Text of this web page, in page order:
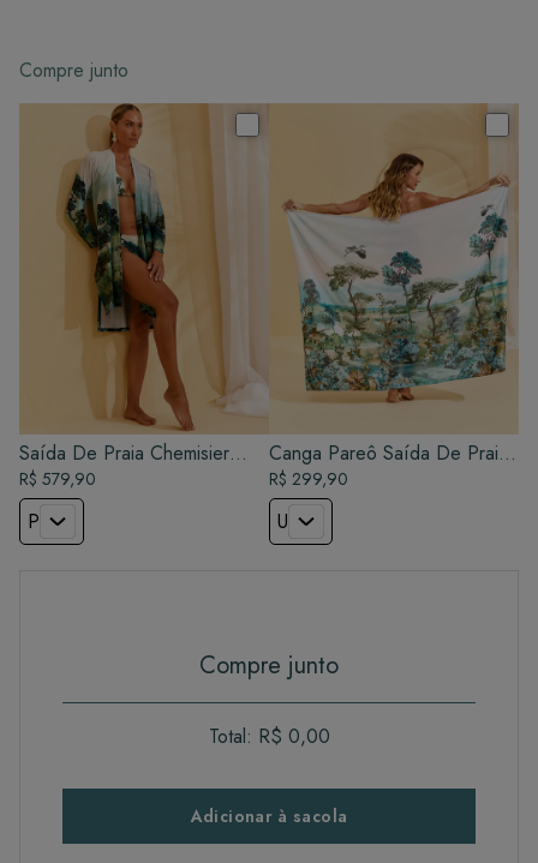
Compre junto
Saída De Praia Chemisier
Classic - Alma
R$ 579,90
P
Canga Pareô Saída De Praia
- Alma
R$ 299,90
U
Compre junto
Total: R$ 0,00
Adicionar à sacola